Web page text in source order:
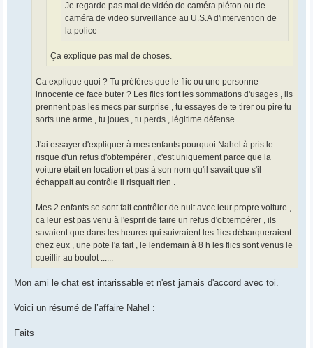
Je regarde pas mal de vidéo de caméra piéton ou de
caméra de video surveillance au U.S.A d'intervention de
la police
Ça explique pas mal de choses.
Ca explique quoi ? Tu préfères que le flic ou une personne
innocente ce face buter ? Les flics font les sommations d'usages , ils
prennent pas les mecs par surprise , tu essayes de te tirer ou pire tu
sorts une arme , tu joues , tu perds , légitime défense ....
J'ai essayer d'expliquer à mes enfants pourquoi Nahel à pris le
risque d'un refus d'obtempérer , c'est uniquement parce que la
voiture était en location et pas à son nom qu'il savait que s'il
échappait au contrôle il risquait rien .
Mes 2 enfants se sont fait contrôler de nuit avec leur propre voiture ,
ca leur est pas venu à l'esprit de faire un refus d'obtempérer , ils
savaient que dans les heures qui suivraient les flics débarqueraient
chez eux , une pote l'a fait , le lendemain à 8 h les flics sont venus le
cueillir au boulot ......
Mon ami le chat est intarissable et n'est jamais d'accord avec toi.
Voici un résumé de l’affaire Nahel :
Faits